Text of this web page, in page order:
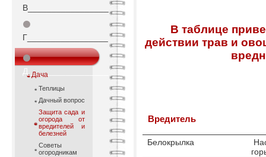
В_________________
⚫
Г_________________
⚫
Д_________________
Дача
Теплицы
Дачный вопрос
Защита сада и
огорода от
вредителей и
белезней
Советы
огородникам
В таблице
действии трав и
Вредитель
Белокрылка